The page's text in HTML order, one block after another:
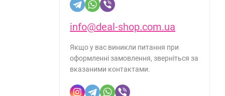
info@deal-shop.com.ua
Якщо у вас виникли питання при
оформленні замовлення, зверніться за
вказаними контактами.